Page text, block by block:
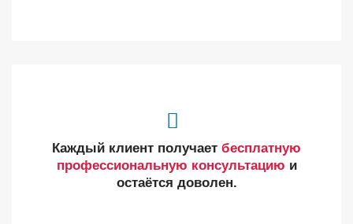
Каждый клиент получает бесплатную
профессиональную консультацию и
остаётся доволен.